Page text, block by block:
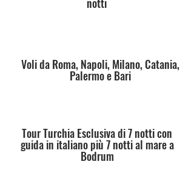
Voli da Roma, Napoli, Milano, Catania,
Palermo e Bari
Tour Turchia Esclusiva di 7 notti con
guida in italiano più 7 notti al mare a
Bodrum